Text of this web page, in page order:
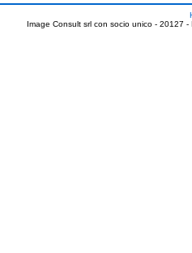
Image Consult srl con socio unico - 20127